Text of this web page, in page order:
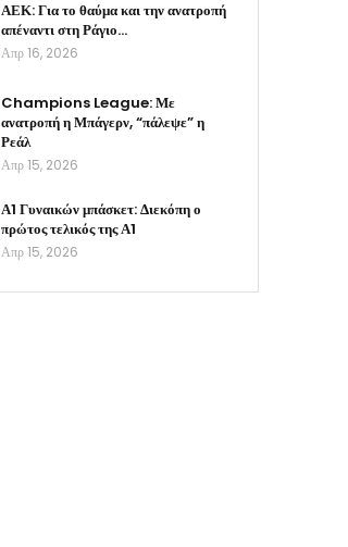
ΑΕΚ: Για το θαύμα και την ανατροπή
απέναντι στη Ράγιο…
Απρ 16, 2026
Champions League: Με
ανατροπή η Μπάγερν, “πάλεψε” η
Ρεάλ
Απρ 15, 2026
Α1 Γυναικών μπάσκετ: Διεκόπη ο
πρώτος τελικός της Α1
Απρ 15, 2026